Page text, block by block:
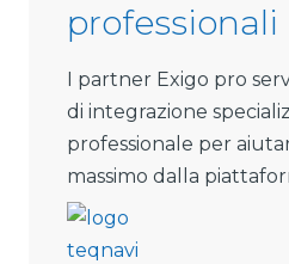
professionali
I partner Exigo pro
di integrazione
professionale per
massimo dalla